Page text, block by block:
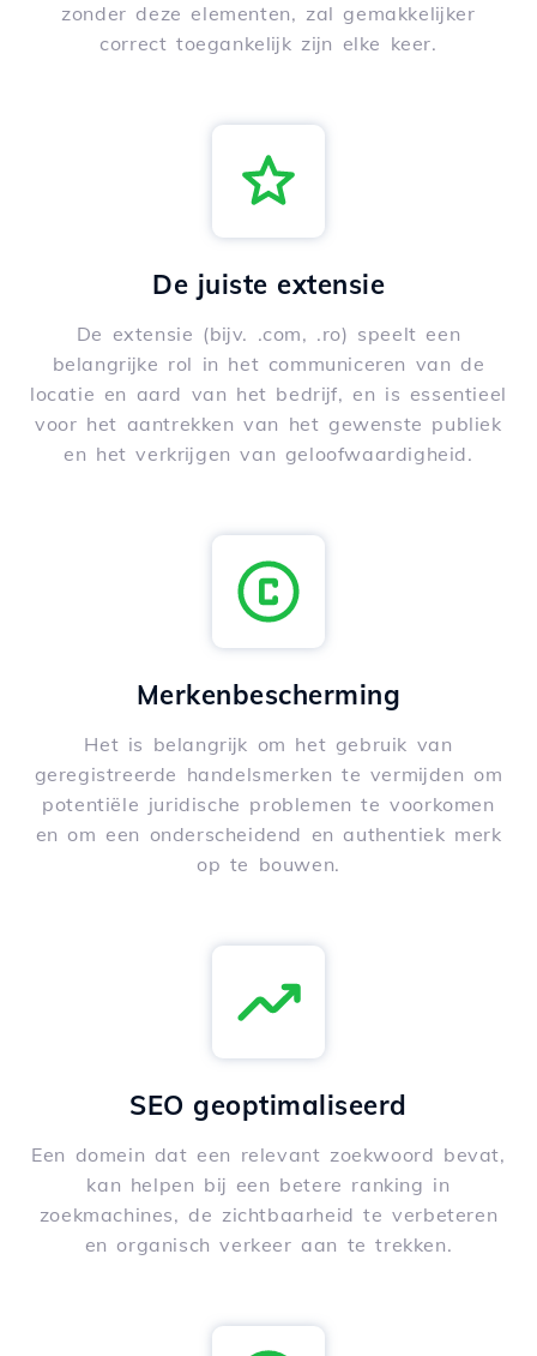
zonder deze elementen, zal gemakkelijker
correct toegankelijk zijn elke keer.
De juiste extensie
De extensie (bijv. .com, .ro) speelt een
belangrijke rol in het communiceren van de
locatie en aard van het bedrijf, en is essentieel
voor het aantrekken van het gewenste publiek
en het verkrijgen van geloofwaardigheid.
Merkenbescherming
Het is belangrijk om het gebruik van
geregistreerde handelsmerken te vermijden om
potentiële juridische problemen te voorkomen
en om een onderscheidend en authentiek merk
op te bouwen.
SEO geoptimaliseerd
Een domein dat een relevant zoekwoord bevat,
kan helpen bij een betere ranking in
zoekmachines, de zichtbaarheid te verbeteren
en organisch verkeer aan te trekken.